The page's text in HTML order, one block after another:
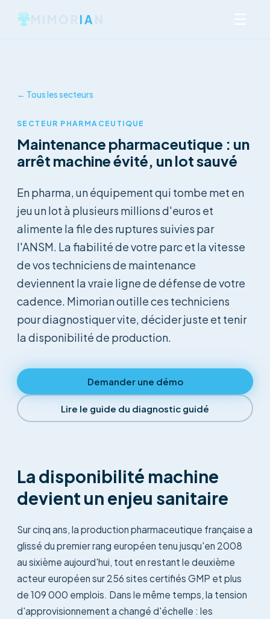
IA
← Tous les secteurs
SECTEUR PHARMACEUTIQUE
Maintenance pharmaceutique : un
arrêt machine évité, un lot sauvé
En pharma, un équipement qui tombe met en
jeu un lot à plusieurs millions d'euros et
alimente la file des ruptures suivies par
l'ANSM. La fiabilité de votre parc et la vitesse
de vos techniciens de maintenance
deviennent la vraie ligne de défense de votre
cadence. Mimorian outille ces techniciens
pour diagnostiquer vite, décider juste et tenir
la disponibilité de production.
Demander une démo
Lire le guide du diagnostic guidé
La disponibilité machine
devient un enjeu sanitaire
Sur cinq ans, la production pharmaceutique française a
glissé du premier rang européen tenu jusqu'en 2008
au sixième aujourd'hui, tout en restant le deuxième
acteur européen sur 256 sites certifiés GMP et plus
de 109 000 emplois. Dans le même temps, la tension
d'approvisionnement a changé d'échelle : les